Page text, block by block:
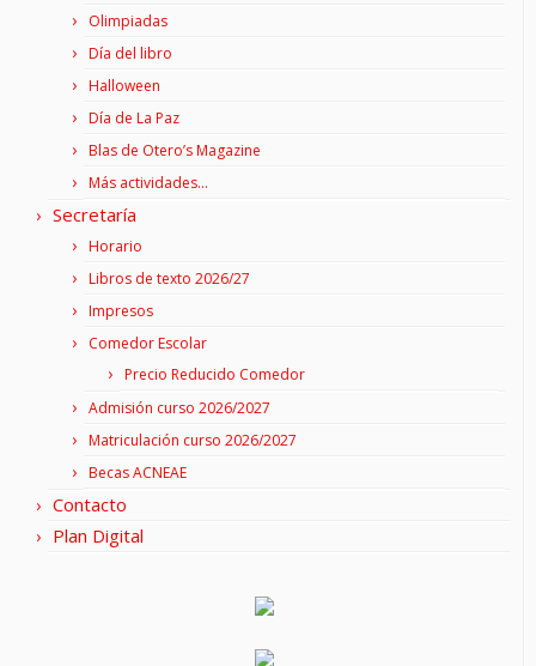
Olimpiadas
Día del libro
Halloween
Día de La Paz
Blas de Otero’s Magazine
Más actividades…
Secretaría
Horario
Libros de texto 2026/27
Impresos
Comedor Escolar
Precio Reducido Comedor
Admisión curso 2026/2027
Matriculación curso 2026/2027
Becas ACNEAE
Contacto
Plan Digital